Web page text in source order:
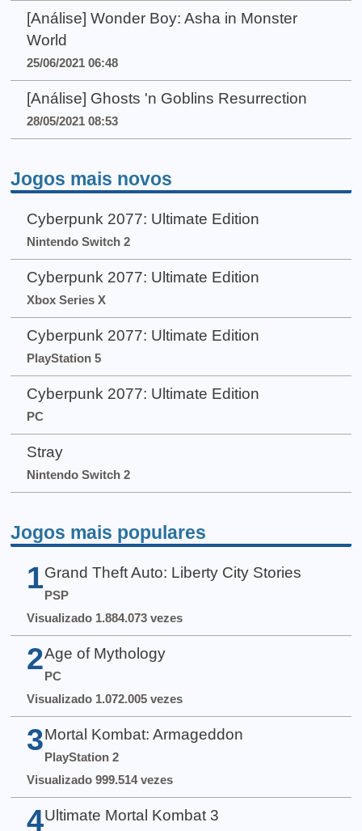
[Análise] Wonder Boy: Asha in Monster
World
25/06/2021 06:48
[Análise] Ghosts 'n Goblins Resurrection
28/05/2021 08:53
Jogos mais novos
Cyberpunk 2077: Ultimate Edition
Nintendo Switch 2
Cyberpunk 2077: Ultimate Edition
Xbox Series X
Cyberpunk 2077: Ultimate Edition
PlayStation 5
Cyberpunk 2077: Ultimate Edition
PC
Stray
Nintendo Switch 2
Jogos mais populares
1 Grand Theft Auto: Liberty City Stories
PSP
Visualizado 1.884.073 vezes
2 Age of Mythology
PC
Visualizado 1.072.005 vezes
3 Mortal Kombat: Armageddon
PlayStation 2
Visualizado 999.514 vezes
4 Ultimate Mortal Kombat 3